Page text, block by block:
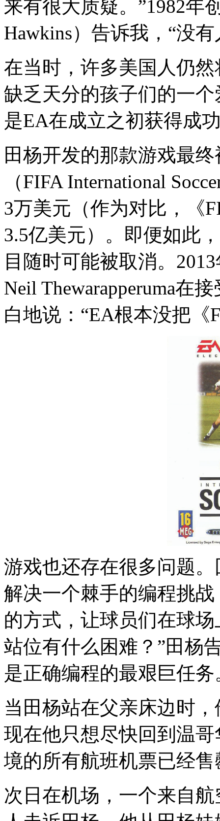
来有很大质疑。”1982年
Hawkins）告诉我，“没
在当时，许多美国人仍
缺乏天分的孩子们的一
是EA在成立之初获得成
田杨开发的那款游戏最
（FIFA International
3万美元（作为对比，《
3.5亿美元）。即便如此
目随时可能被取消。
Neil Thewarapperuma在
白地说：“EA根本没把《
游戏也还存在很多问题
解决一个棘手的编程挑
的方式，让球员们在球
站位有什么困难？”田杨
是正确编程的最艰巨任务
当田杨站在父亲床边时
现在他只想尽快回到温
境的所有航班机票已经售
次日在机场，一个来自